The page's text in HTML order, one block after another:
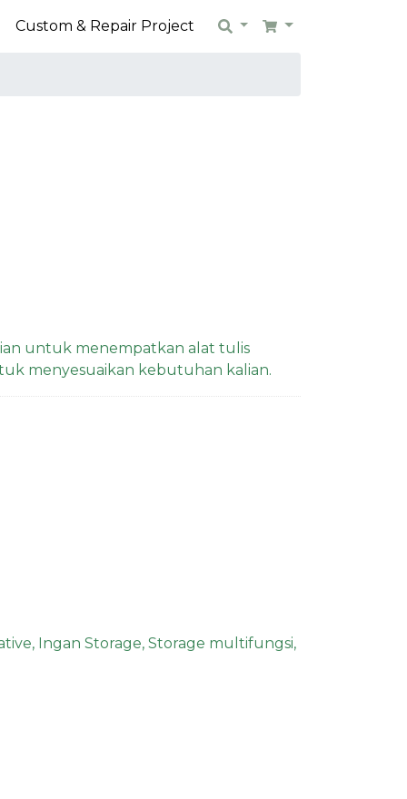
Custom & Repair Project SearchCart
untuk menempatkan alat tulis
menyesuaikan kebutuhan kalian.
, Ingan Storage, Storage multifungsi,